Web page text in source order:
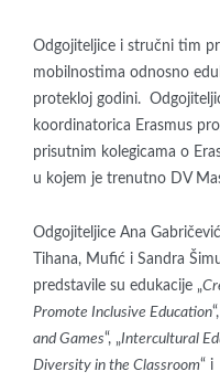
Odgojiteljice i stručni tim
mobilnostima odnosno
protekloj godini.
koordinatorica Erasmus
prisutnim kolegicama o
u kojem je trenutno DV
Odgojiteljice Ana
Tihana, Mufić i Sandra
predstavile su edukacije „
Promote Inclusive Education
and Games“, „Intercultural
Diversity in the Classroom“ i